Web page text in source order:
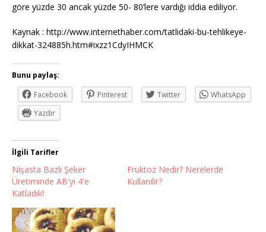
göre yüzde 30 ancak yüzde 50- 80’lere vardığı iddia ediliyor.
Kaynak : http://www.internethaber.com/tatlidaki-bu-tehlikeye-
dikkat-324885h.htm#ixzz1CdyIHMCK
Bunu paylaş:
Facebook
Pinterest Twitter
WhatsApp
Yazdır
İlgili Tarifler
Nişasta Bazlı Şeker
Üretiminde AB'yi 4'e
Katladık!
Fruktoz Nedir? Nerelerde
Kullanilir?